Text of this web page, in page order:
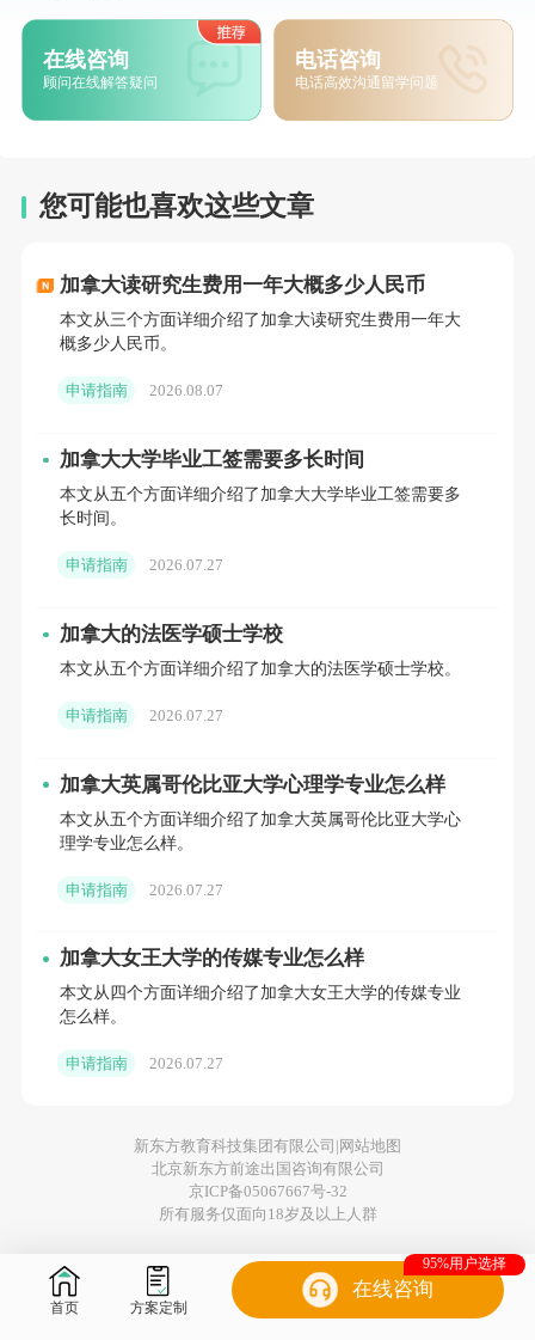
另外，科技类专业也是加拿大一年制硕士
课程中的热门选择。计算机科学、数据科学、
创新的快速发展，成为了学生的shou选。许多
在学习过程中能够获得实际项目经验，这对于
毕业后的就业大有帮助。
常以实践为导向，注重临床经验和研究能力的
培养，是学生进入公共卫生领域或医疗行业的
捷径。
虽然加拿大一年制硕士课程的申请门槛相
对较低，但不同的学校和专业对于申请者的要
求可能有所不同。一般来说，学生需要具备一
业相关。此外，申请者通常需要提供托福或雅
思等英语语言测试成绩，以证明其英语水平达
验，特别是对于商科类和管理类的硕士课程来
说，工作经验往往是加分项。申请者还需要提
一些加拿大大学会通过面试、案例分析或
其他评估方式来筛选申请人，这取决于学校的
具体要求。因此，申请者需要提前了解每个学
校的详细入学要求，准备好相关的材料，确保
在线咨询
顾问在线解答疑问
电话咨询
电话高效沟通留学问题
您可能也喜欢这些文章
加拿大读研究生费用一年大概多少人民币
本文从三个方面详细介绍了加拿大读研究生费用一年大
概多少人民币。
申请指南 2026.08.07
加拿大大学毕业工签需要多长时间
本文从五个方面详细介绍了加拿大大学毕业工签需要多
长时间。
申请指南 2026.07.27
加拿大的法医学硕士学校
本文从五个方面详细介绍了加拿大的法医学硕士学校。
申请指南 2026.07.27
加拿大英属哥伦比亚大学心理学专业怎么样
本文从五个方面详细介绍了加拿大英属哥伦比亚大学心
理学专业怎么样。
申请指南 2026.07.27
加拿大女王大学的传媒专业怎么样
本文从四个方面详细介绍了加拿大女王大学的传媒专业
怎么样。
申请指南 2026.07.27
新东方教育科技集团有限公司| 网站地图
北京新东方前途出国咨询有限公司
京ICP备05067667号-32
所有服务仅面向18岁及以上人群
首页 方案定制
在线咨询
95%用户选择